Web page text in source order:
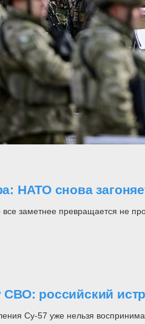
НАТО снова
заметнее превращается не
российский
Су-57 уже нельзя